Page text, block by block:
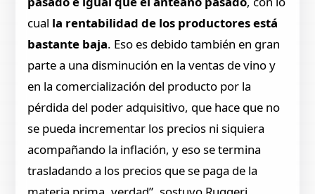
cual la rentabilidad de los productores está
bastante baja. Eso es debido también en gran
parte a una disminución en la ventas de vino y
en la comercialización del producto por la
pérdida del poder adquisitivo, que hace que no
se pueda incrementar los precios ni siquiera
acompañando la inflación, y eso se termina
trasladando a los precios que se paga de la